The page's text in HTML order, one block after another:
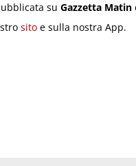
su Gazzetta Matin
sito e sulla nostra App.